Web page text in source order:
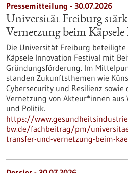
Pressemitteilung - 30.07.2026
Universität Freiburg
Vernetzung beim
Die Universität Freiburg
Käpsele Innovation Festival mit
Gründungsförderung. Im
standen Zukunftsthemen wie
Cybersecurity und Resilienz sowie
Vernetzung von Akteur*innen aus
und Politik.
https://
bw.de/fachbeitrag/pm/
transfer-und-vernetzung-beim-